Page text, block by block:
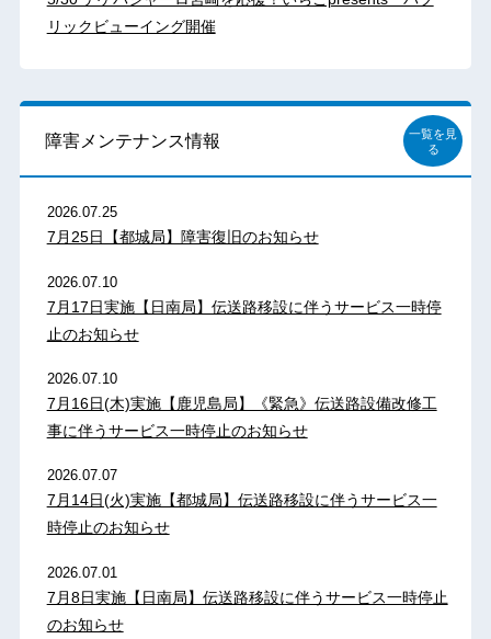
リックビューイング開催
障害メンテナンス情報
一覧を見
る
2026.07.25
7月25日【都城局】障害復旧のお知らせ
2026.07.10
7月17日実施【日南局】伝送路移設に伴うサービス一時停
止のお知らせ
2026.07.10
7月16日(木)実施【鹿児島局】《緊急》伝送路設備改修工
事に伴うサービス一時停止のお知らせ
2026.07.07
7月14日(火)実施【都城局】伝送路移設に伴うサービス一
時停止のお知らせ
2026.07.01
7月8日実施【日南局】伝送路移設に伴うサービス一時停止
のお知らせ